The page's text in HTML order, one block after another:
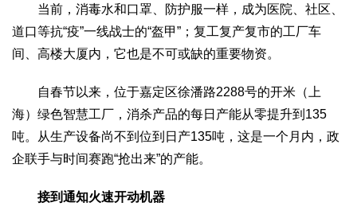
科技观察 创新前沿 智慧教育 职业教育
三农
国防
国防建设 军民融合 兵器装备 军营风采
国际
中国与世界 国际视点 国际合作
当前，消毒水和口罩、防护服一样，成为医院、社区、
道口等抗“疫”一线战士的“盔甲”；复工复产复市的工厂车
间、高楼大厦内，它也是不可或缺的重要物资。
自春节以来，位于嘉定区徐潘路2288号的开米（上
海）绿色智慧工厂，消杀产品的每日产能从零提升到135
吨。从生产设备尚不到位到日产135吨，这是一个月内，政
企联手与时间赛跑“抢出来”的产能。
接到通知火速开动机器